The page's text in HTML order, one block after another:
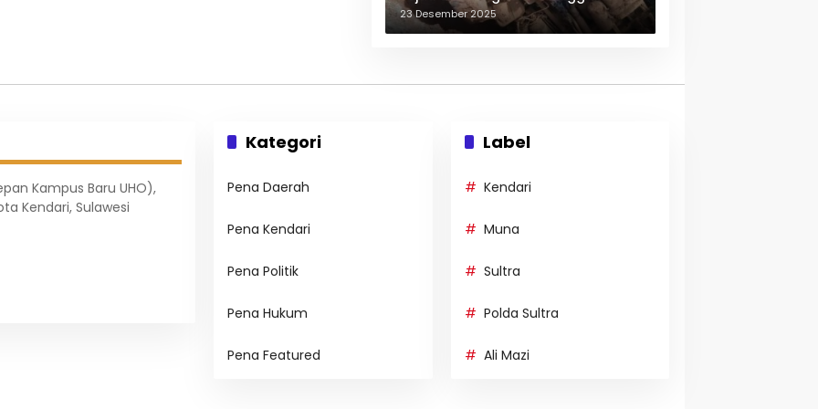
Berulang-ulang
23 Desember 2025
Kampus Baru UHO),
Kendari, Sulawesi
Kategori
Pena Daerah
Pena Kendari
Pena Politik
Pena Hukum
Pena Featured
Label
Kendari
Muna
Sultra
Polda Sultra
Ali Mazi